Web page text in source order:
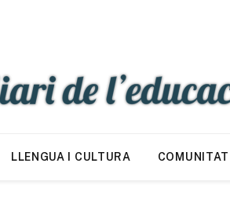
LLENGUA I CULTURA COMUNITAT